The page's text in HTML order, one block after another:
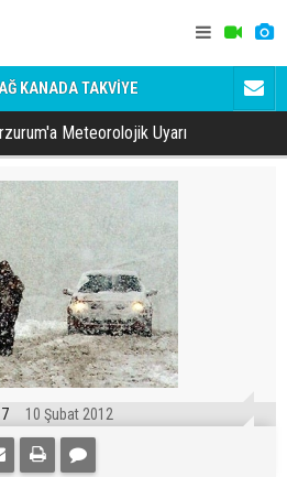
KANADA TAKVİYE SÜSLÜ
Meteorolojik Uyarı
10 Şubat 2012